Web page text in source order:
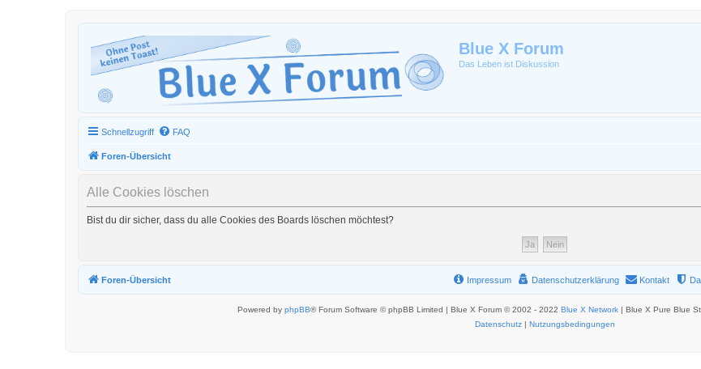
Blue X Forum
Das Leben ist Diskussion
Schnellzugriff FAQ
Foren-Übersicht
Alle Cookies löschen
Bist du dir sicher, dass du alle Cookies des Boards löschen möchtest?
Foren-Übersicht Kontakt
Datenschutzerklärung
Impressum
Powered by phpBB® Forum Software © phpBB Limited | Blue X Forum © 2002 - 2022 Blue X Network | Blue X Pure Blue
Datenschutz| Nutzungsbedingungen